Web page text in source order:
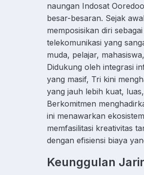
naungan Indosat
besar-besaran. Sejak
memposisikan diri
telekomunikasi yang
muda, pelajar,
Didukung oleh integrasi
yang masif, Tri kini
yang jauh lebih kuat,
Berkomitmen
ini menawarkan
memfasilitasi kreativitas
dengan efisiensi biaya
Keunggulan